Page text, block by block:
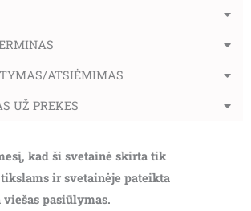
ATSIĖMIMAS
UŽ PREKES
kad ši svetainė skirta tik
ir svetainėje pateikta
pasiūlymas.